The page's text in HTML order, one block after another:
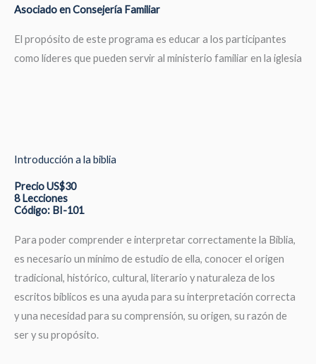
Asociado en Consejería Familiar
El propósito de este programa es educar a los participantes
como líderes que pueden servir al ministerio familiar en la iglesia
Introducción a la biblia
Precio US$30
8 Lecciones
Código: BI-101
Para poder comprender e interpretar correctamente la Biblia,
es necesario un mínimo de estudio de ella, conocer el origen
tradicional, histórico, cultural, literario y naturaleza de los
escritos bíblicos es una ayuda para su interpretación correcta
y una necesidad para su comprensión, su origen, su razón de
ser y su propósito.